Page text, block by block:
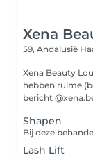
Xena
59, Andalusië
Xena Beauty
hebben ruime
bericht
Shapen
Lash Lift